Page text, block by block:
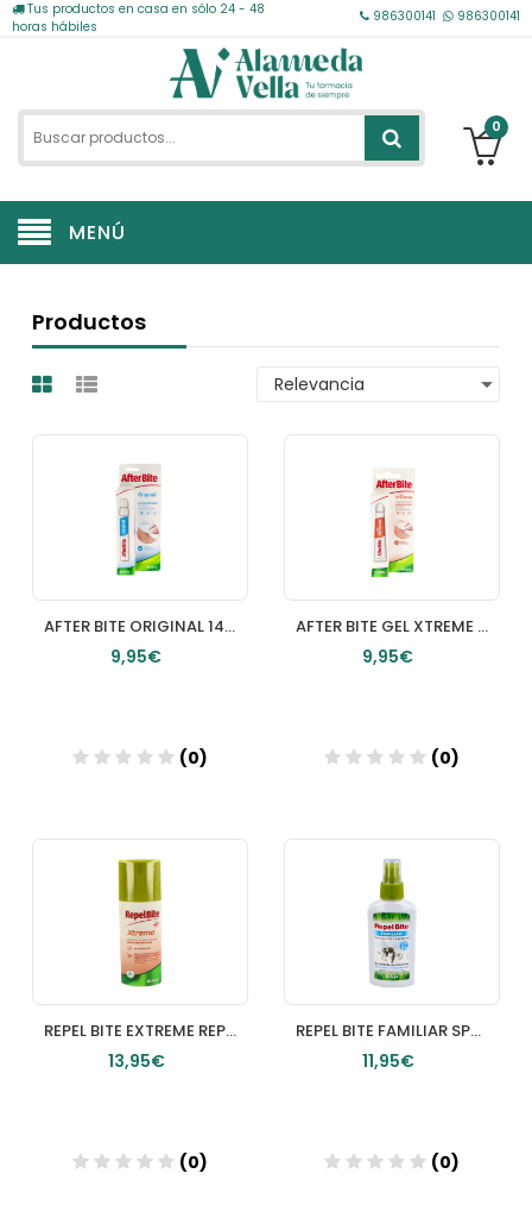
Tus productos en casa en sólo 24 - 48
horas hábiles
986300141 986300141
0
MENÚ
Productos
AFTER BITE ORIGINAL 14 ML
9,95€
(0)
AFTER BITE GEL XTREME 20 G
9,95€
(0)
REPEL BITE EXTREME REPELENTE 100 ML
13,95€
(0)
REPEL BITE FAMILIAR SPRAY 100 ML
11,95€
(0)